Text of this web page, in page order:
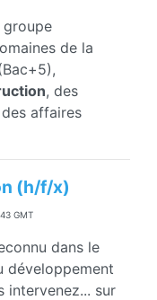
de la
, des
affaires
(h/f/x)
GMT
dans le
développement
intervenez... sur